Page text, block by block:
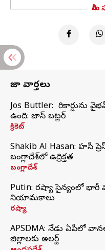
మీరు
తాజా వార్తలు
Jos Buttler: నా రికార్డును
ఉంది: జాస్ బట్లర్
క్రికెట్
Shakib Al Hasan: హసీనా
బంగ్లాదేశ్‌లో ఉద్రిక్తత
బంగ్లాదేశ్
Putin: రష్యా సైన్యంలో భారీ
నియామకాలు
రష్యా
APSDMA: నేడు ఏపీలో
జిల్లాలకు అలర్ట్